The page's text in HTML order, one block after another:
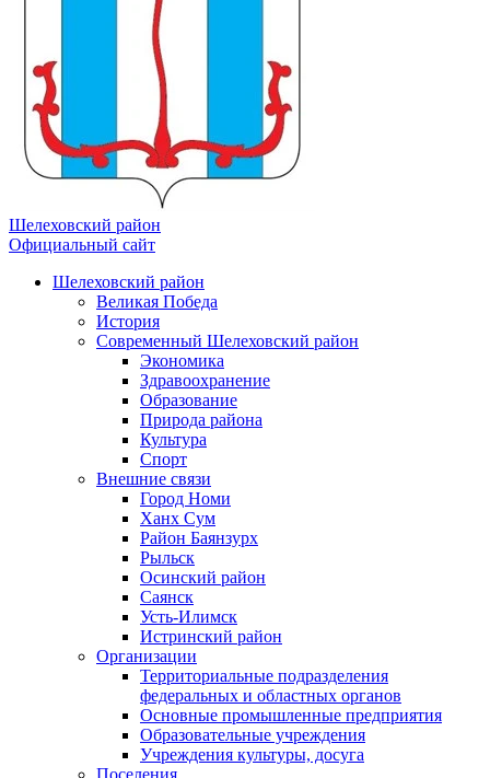
Шелеховский район
Официальный сайт
Шелеховский район
Великая Победа
История
Современный Шелеховский район
Экономика
Здравоохранение
Образование
Природа района
Культура
Спорт
Внешние связи
Город Номи
Ханх Сум
Район Баянзурх
Рыльск
Осинский район
Саянск
Усть-Илимск
Истринский район
Организации
Территориальные подразделения
федеральных и областных органов
Основные промышленные предприятия
Образовательные учреждения
Учреждения культуры, досуга
Поселения